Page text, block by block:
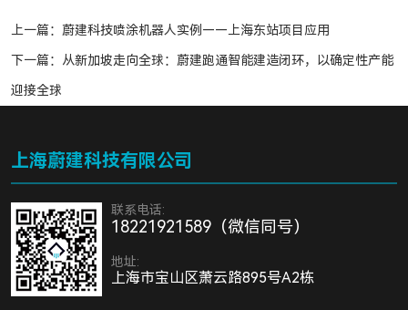
上一篇： 蔚建科技喷涂机器人实例——上海东站项目应用
下一篇： 从新加坡走向全球：蔚建跑通智能建造闭环，以确定性产能
迎接全球
上海蔚建科技有限公司
联系电话:
18221921589（微信同号）
地址:
上海市宝山区萧云路895号A2栋